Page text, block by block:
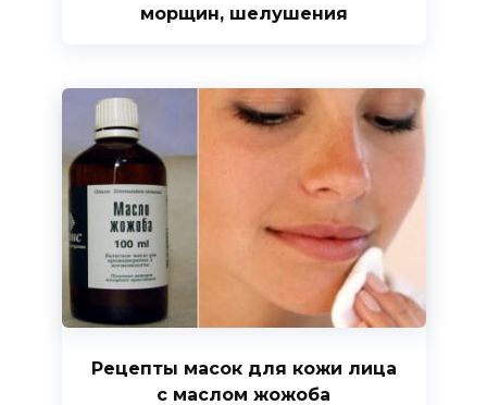
морщин, шелушения
Рецепты масок для кожи лица
с маслом жожоба